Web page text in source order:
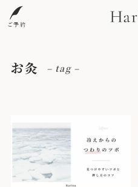
ご予約
お灸 – tag –